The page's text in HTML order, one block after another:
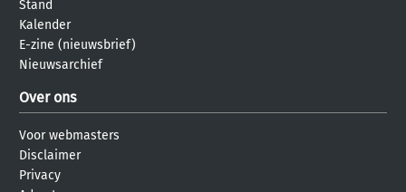
Stand
Kalender
E-zine (nieuwsbrief)
Nieuwsarchief
Over ons
Voor webmasters
Disclaimer
Privacy